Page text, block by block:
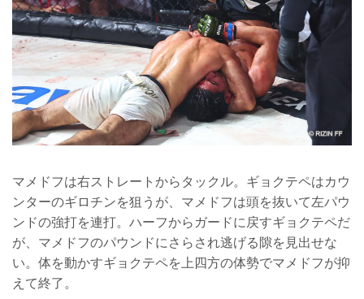
マメドフは右ストレートからタックル。ギョクテペはカウ
ンターのギロチンを狙うが、マメドフは頭を抜いて左パウ
ンドの強打を連打。ハーフからガードに戻すギョクテペだ
が、マメドフのパウンドにさらされ逃げる隙を見出せな
い。体を動かすギョクテペを上四方の体勢でマメドフが抑
えて終了。